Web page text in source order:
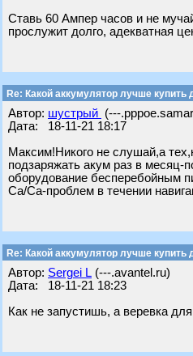
Ставь 60 Ампер часов и не
прослужит долго, адекватная
Re: Какой аккумулятор лучше
Автор: шустрый (---
Дата: 18-11-21 18:17
Максим!Никого не слушай,а
подзаряжать акум раз в месяц-
оборудование бесперебойным
Са/Са-проблем в течении
Re: Какой аккумулятор лучше
Автор: Sergei L (---.avantel.ru)
Дата: 18-11-21 18:23
Как не запустишь, а веревка для